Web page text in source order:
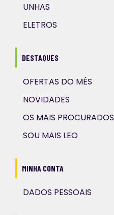
UNHAS
ELETROS
DESTAQUES
OFERTAS DO MÊS
NOVIDADES
OS MAIS PROCURADOS
SOU MAIS LEO
MINHA CONTA
DADOS PESSOAIS